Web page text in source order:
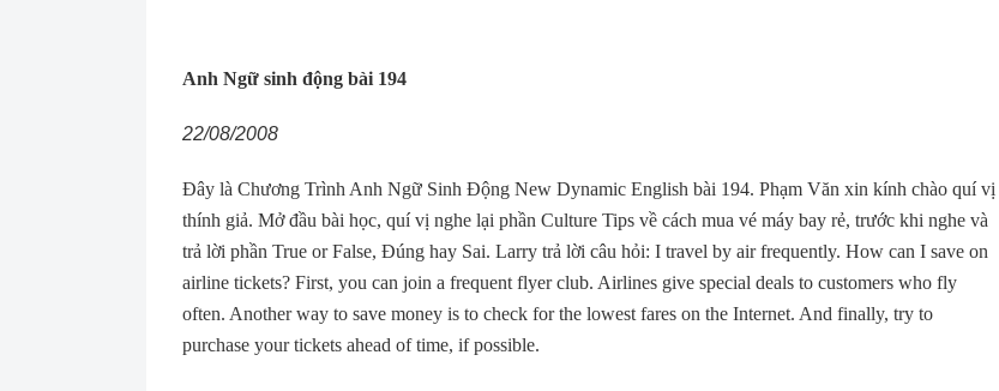
volume.
Anh Ngữ sinh động bài 194
22/08/2008
Ðây là Chương Trình Anh Ngữ Sinh Ðộng New Dynamic English bài 194. Phạm Văn xin kính chào quí vị
thính giả. Mở đầu bài học, quí vị nghe lại phần Culture Tips về cách mua vé máy bay rẻ, trước khi nghe và
trả lời phần True or False, Ðúng hay Sai. Larry trả lời câu hỏi: I travel by air frequently. How can I save on
airline tickets? First, you can join a frequent flyer club. Airlines give special deals to customers who fly
often. Another way to save money is to check for the lowest fares on the Internet. And finally, try to
purchase your tickets ahead of time, if possible.